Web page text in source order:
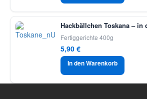
Hackbällchen Toskana – in
Fertiggerichte 400g
5,90 €
In den Warenkorb